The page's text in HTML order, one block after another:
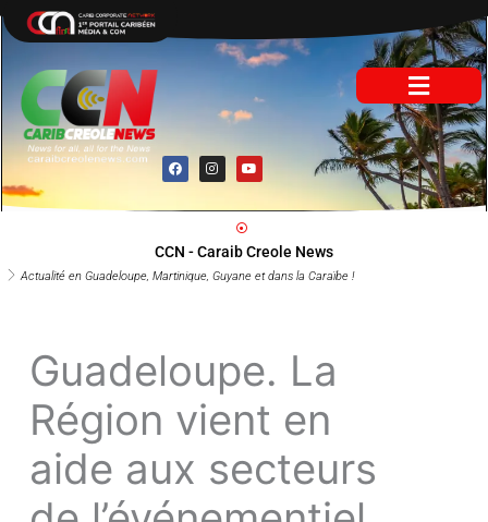
au
F
a
c
b
k
I
n
s
a
a
Y
o
u
u
Actualité en Guadeloupe, Martinique, Guyane et dans la Caraïbe !
CCN - Caraib Creole News
Guadeloupe. La
Région vient en
aide aux secteurs